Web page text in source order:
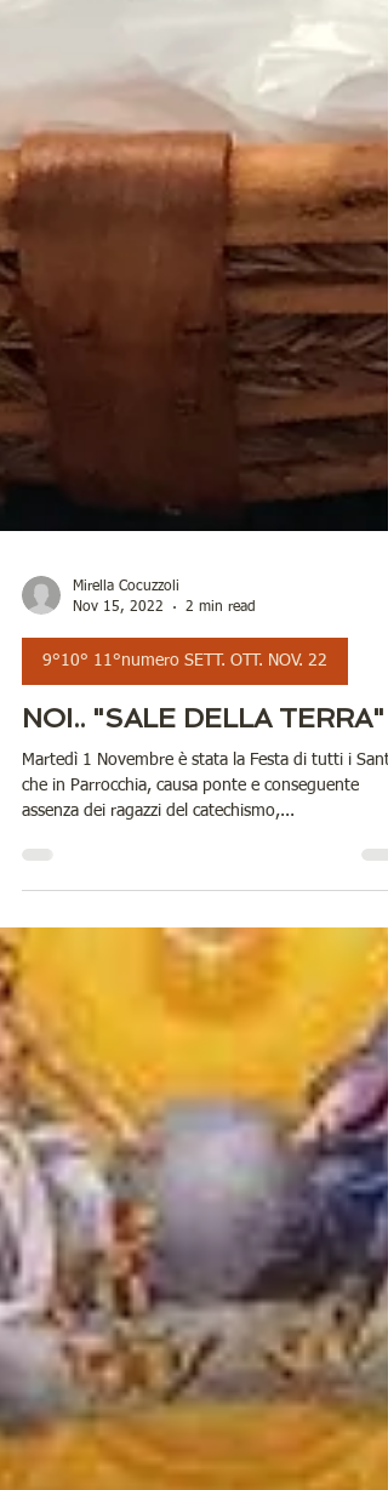
Mirella Cocuzzoli
Nov 15, 2022
2 min read
9°10° 11°numero SETT. OTT. NOV. 22
NOI.. "SALE DELLA TERRA"
che in Parrocchia, causa ponte e conseguente
assenza dei ragazzi del catechismo,...